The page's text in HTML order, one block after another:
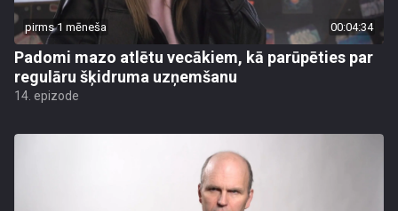
pirms 1 mēneša 00:04:34
Padomi mazo atlētu vecākiem, kā parūpēties par
regulāru šķidruma uzņemšanu
14. epizode